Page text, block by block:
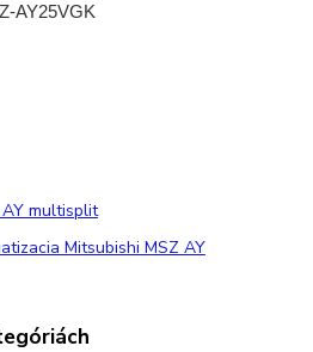
AY25VGK
multisplit
Mitsubishi MSZ AY